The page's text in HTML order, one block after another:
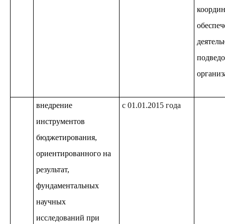
внедрение
инструментов
бюджетирования,
ориентированного на
результат,
фундаментальных
научных
исследований при
с 01.01.2015 года